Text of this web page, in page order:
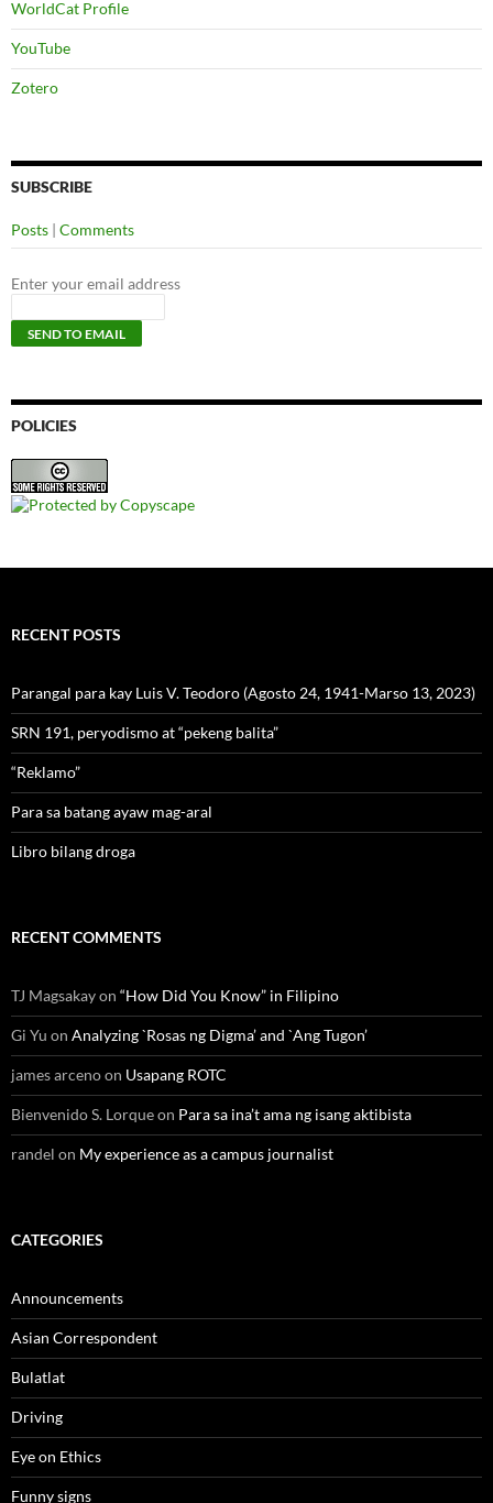
WorldCat Profile
YouTube
Zotero
SUBSCRIBE
Posts | Comments
Enter your email address
POLICIES
RECENT POSTS
Parangal para kay Luis V. Teodoro (Agosto 24, 1941-Marso 13, 2023)
SRN 191, peryodismo at “pekeng balita”
“Reklamo”
Para sa batang ayaw mag-aral
Libro bilang droga
RECENT COMMENTS
TJ Magsakayon “How Did You Know” in Filipino
Gi Yu on Analyzing `Rosas ng Digma’ and `Ang Tugon’
james arcenoon Usapang ROTC
Bienvenido S. Lorqueon Para sa ina’t ama ng isang aktibista
randel on My experience as a campus journalist
CATEGORIES
Announcements
Asian Correspondent
Bulatlat
Driving
Eye on Ethics
Funny signs